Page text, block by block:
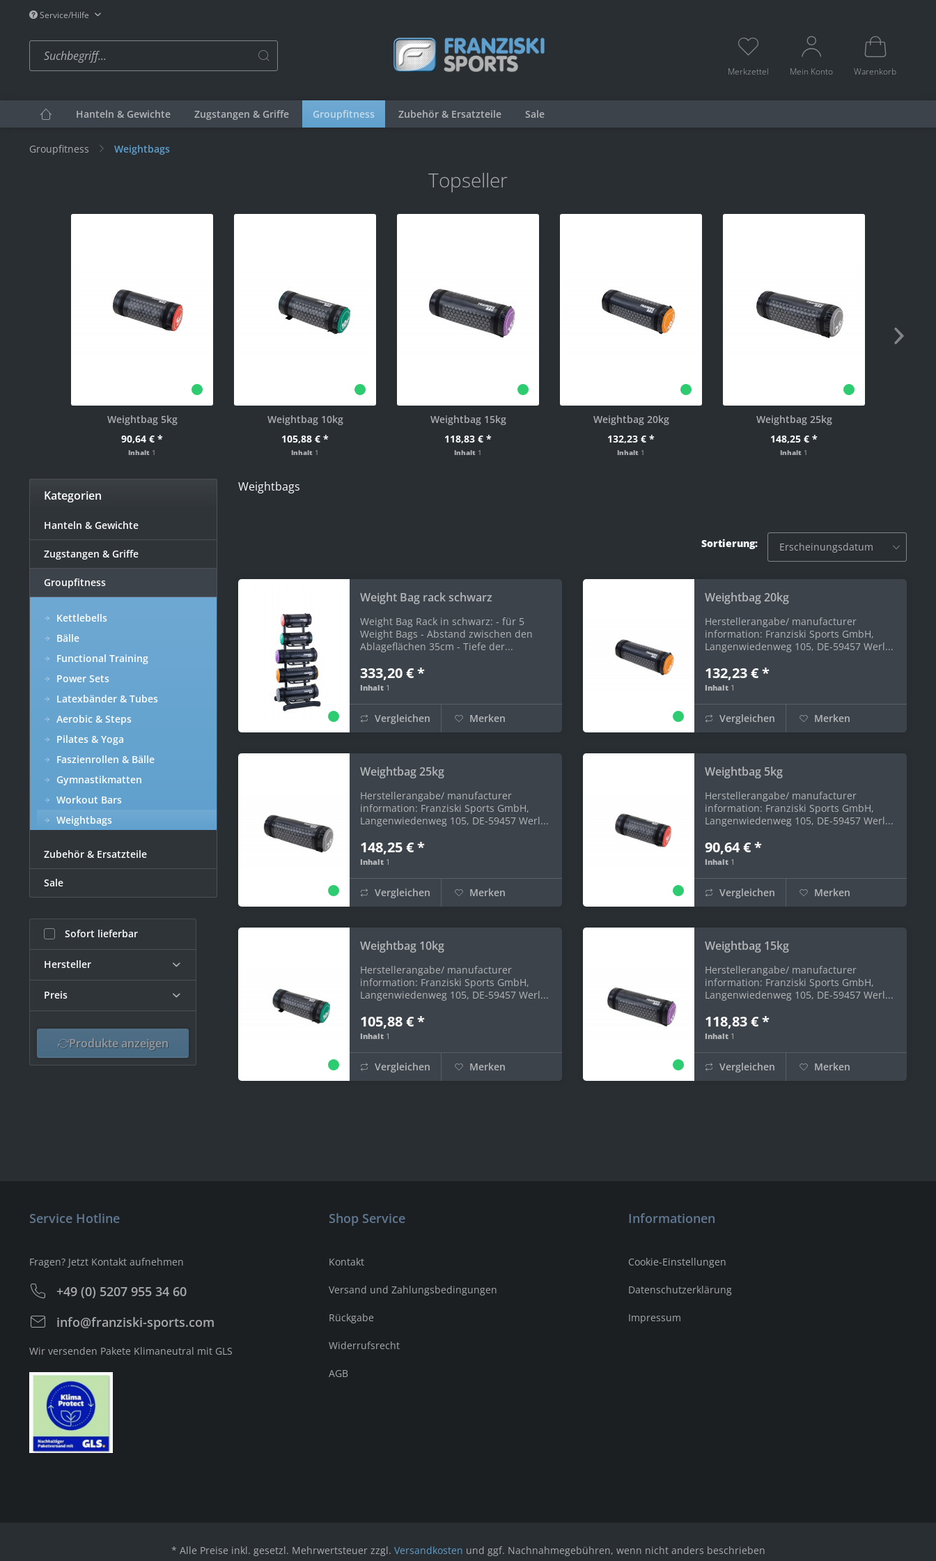
Service/Hilfe
Merkzettel Mein Konto Warenkorb
Hanteln & Gewichte Zugstangen & Griffe Groupfitness Zubehör & Ersatzteile Sale
Groupfitness Weightbags
Topseller
Weightbag 5kg
90,64 € *
Inhalt 1
Weightbag 10kg
105,88 € *
Inhalt 1
Weightbag 15kg
118,83 € *
Inhalt 1
Weightbag 20kg
132,23 € *
Inhalt 1
Weightbag 25kg
148,25 € *
Inhalt 1
Kategorien
Hanteln & Gewichte
Zugstangen & Griffe
Groupfitness
Kettlebells
Bälle
Functional Training
Power Sets
Latexbänder & Tubes
Aerobic & Steps
Pilates & Yoga
Faszienrollen & Bälle
Gymnastikmatten
Workout Bars
Weightbags
Zubehör & Ersatzteile
Sale
Sofort lieferbar
Hersteller
Divers
Preis
von90,64 € bis333,20 €
Produkte anzeigen
Weightbags
Sortierung:
Weight Bag rack schwarz
Weight Bag Rack in schwarz: - für 5
Weight Bags - Abstand zwischen den
Ablageflächen 35cm - Tiefe der...
333,20 € *
Inhalt 1
Vergleichen Merken
Weightbag 20kg
Herstellerangabe/ manufacturer
information: Franziski Sports GmbH,
Langenwiedenweg 105, DE-59457 Werl...
132,23 € *
Inhalt 1
Vergleichen Merken
Weightbag 25kg
Herstellerangabe/ manufacturer
information: Franziski Sports GmbH,
Langenwiedenweg 105, DE-59457 Werl...
148,25 € *
Inhalt 1
Vergleichen Merken
Weightbag 5kg
Herstellerangabe/ manufacturer
information: Franziski Sports GmbH,
Langenwiedenweg 105, DE-59457 Werl...
90,64 € *
Inhalt 1
Vergleichen Merken
Weightbag 10kg
Herstellerangabe/ manufacturer
information: Franziski Sports GmbH,
Langenwiedenweg 105, DE-59457 Werl...
105,88 € *
Inhalt 1
Vergleichen Merken
Weightbag 15kg
Herstellerangabe/ manufacturer
information: Franziski Sports GmbH,
Langenwiedenweg 105, DE-59457 Werl...
118,83 € *
Inhalt 1
Vergleichen Merken
Service Hotline
Fragen? Jetzt Kontakt aufnehmen
+49 (0) 5207 955 34 60
info@franziski-sports.com
Wir versenden Pakete Klimaneutral mit GLS
Shop Service
Kontakt
Versand und Zahlungsbedingungen
Rückgabe
Widerrufsrecht
AGB
Informationen
Cookie-Einstellungen
Datenschutzerklärung
Impressum
* Alle Preise inkl. gesetzl. Mehrwertsteuer zzgl. Versandkosten und ggf. Nachnahmegebühren, wenn nicht anders beschrieben